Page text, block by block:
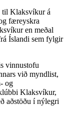
til Klaksvíkur á
færeyskra
en meðal
Íslandi sem fylgir
vinnustofu
við myndlist,
og
Klaksvíkur,
aðstöðu í nýlegri